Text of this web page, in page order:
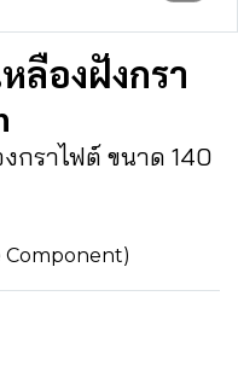
ลืองฝังกรา
กราไฟต์ ขนาด 140
Component)